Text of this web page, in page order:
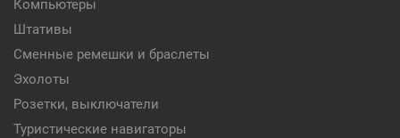
Компьютеры
Штативы
Сменные ремешки и браслеты
Эхолоты
Розетки, выключатели
Туристические навигаторы